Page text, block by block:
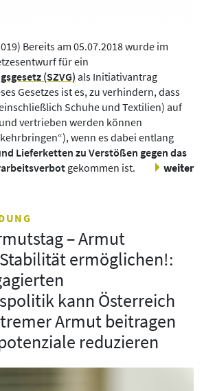
Bereits am 05.07.2018 wurde im
für ein
(SZVG) als Initiativantrag
Gesetzes ist es, zu verhindern, dass
Schuhe und Textilien) auf
vertrieben werden können
wenn es dabei entlang
Lieferketten zu Verstößen gegen das
gekommen ist. weiter
– Armut
ermöglichen!:
kann Österreich
Armut beitragen
reduzieren